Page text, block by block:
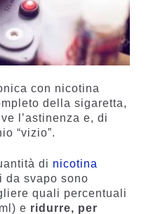
con nicotina
della sigaretta,
l’astinenza e, di
“vizio”.
di nicotina
da svapo sono
quali percentuali
e ridurre, per